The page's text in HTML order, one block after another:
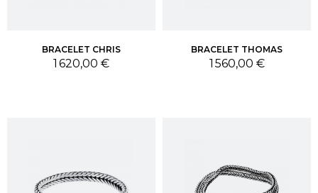
BRACELET CHRIS
Prix
1 620,00 €
BRACELET THOMAS
Prix
1 560,00 €